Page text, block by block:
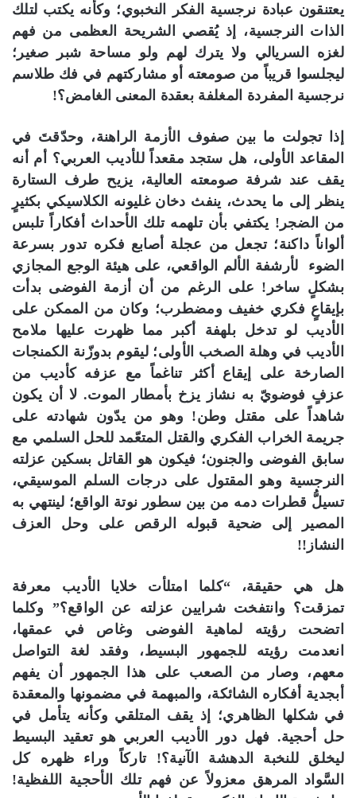
يعتنقون عبادة نرجسية الفكر النخبوي؛ وكأنه يكتب لتلك
الذات النرجسية، إذ يُقصي الشريحة العظمى من فهم
لغزه السريالي ولا يترك لهم ولو مساحة شبر صغير؛
ليجلسوا قريباً من صومعته أو مشاركتهم في فك طلاسم
نرجسية المفردة المغلفة بعقدة المعنى الغامض؟!
إذا تجولت ما بين صفوف الأزمة الراهنة، وحدّقتَ في
المقاعد الأولى، هل ستجد مقعداً للأديب العربي؟ أم أنه
يقف عند شرفة صومعته العالية، يزيح طرف الستارة
ينظر إلى ما يحدث، ينفث دخان غليونه الكلاسيكي بكثيرٍ
من الضجر! يكتفي بأن تلهمه تلك الأحداث أفكاراً تلبس
ألواناً داكنة؛ تجعل من عجلة أصابع فكره تدور بسرعة
الضوء لأرشفة الألم الواقعي، على هيئة الوجع المجازي
بشكلٍ ساخر! على الرغم من أن أزمة الفوضى بدأت
بإيقاعٍ فكري خفيف ومضطرب؛ وكان من الممكن على
الأديب لو تدخل بلهفة أكبر مما ظهرت عليها ملامح
الأديب في وهلة الصخب الأولى؛ ليقوم بدوزّنة الكمنجات
الصارخة على إيقاع أكثر تناغماً مع عزفه كأديب من
عزفٍ فوضويّ به نشاز يزخ بأمطار الموت. لا أن يكون
شاهداً على مقتل وطن! وهو من يدّون شهادته على
جريمة الخراب الفكري والقتل المتعّمد للحل السلمي مع
سابق الفوضى والجنون؛ فيكون هو القاتل بسكين عزلته
النرجسية وهو المقتول على درجات السلم الموسيقي،
تسيلُّ قطرات دمه من بين سطور نوتة الواقع؛ لينتهي به
المصير إلى ضحية قبوله الرقص على وحل العزف
النشاز!!
هل هي حقيقة، “كلما امتلأت خلايا الأديب معرفة
تمزقت؟ وانتفخت شرايين عزلته عن الواقع؟” وكلما
اتضحت رؤيته لماهية الفوضى وغاص في عمقها،
انعدمت رؤيته للجمهور البسيط، وفقد لغة التواصل
معهم، وصار من الصعب على هذا الجمهور أن يفهم
أبجدية أفكاره الشائكة، والمبهمة في مضمونها والمعقدة
في شكلها الظاهري؛ إذ يقف المتلقي وكأنه يتأمل في
حل أحجية. فهل دور الأديب العربي هو تعقيد البسيط
ليخلق للنخبة الدهشة الآنية؟! تاركاً وراء ظهره كل
السَّواد المرهق معزولاً عن فهم تلك الأحجية اللفظية!